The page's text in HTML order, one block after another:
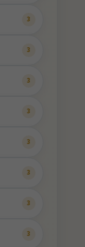
3
3
3
3
3
3
3
3